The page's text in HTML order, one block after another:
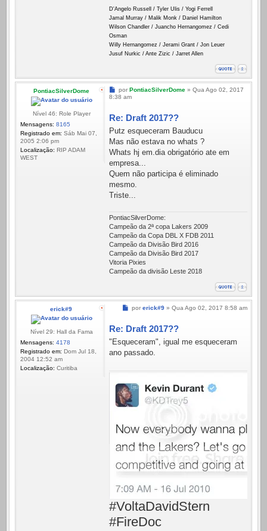
D'Angelo Russell / Tyler Ulis / Yogi Ferrell
Jamal Murray / Malik Monk / Daniel Hamilton
Wilson Chandler / Juancho Hernangomez / Cedi
Osman
Willy Hernangomez / Jerami Grant / Jon Leuer
Jusuf Nurkic / Ante Zizic / Jarret Allen
PontiacSilverDome
Nível 46: Role Player
Mensagens: 8165
Registrado em: Sáb Mai 07,
2005 2:06 pm
Localização: RIP ADAM
WEST
Mensagem
por PontiacSilverDome» Qua Ago 02, 2017
8:38 am
Re: Draft 2017??
Putz esqueceram Bauducu
Mas não estava no whats ?
Whats hj em.dia obrigatório ate em
empresa...
Quem não participa é eliminado
mesmo.
Triste...
PontiacSilverDome:
Campeão da 2ª copa Lakers 2009
Campeão da Copa DBL X FDB 2011
Campeão da Divisão Bird 2016
Campeão da Divisão Bird 2017
Vitoria Pixies
Campeão da divisão Leste 2018
erick#9
Nível 29: Hall da Fama
Mensagens: 4178
Registrado em: Dom Jul 18,
2004 12:52 am
Localização: Curitiba
Mensagem
por erick#9 » Qua Ago 02, 2017 8:58 am
Re: Draft 2017??
"Esqueceram", igual me esqueceram
ano passado.
#VoltaDavidStern
#FireDoc